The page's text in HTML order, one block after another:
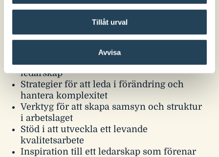
Tillåt urval
Avvisa
mänsklighet – och leda en organisation där
både barn och vuxna får möjlighet att växa.
Det här får du med dig
ledarskap
Strategier för att leda i förändring och
hantera komplexitet
Verktyg för att skapa samsyn och struktur
i arbetslaget
Stöd i att utveckla ett levande
kvalitetsarbete
Inspiration till ett ledarskap som förenar